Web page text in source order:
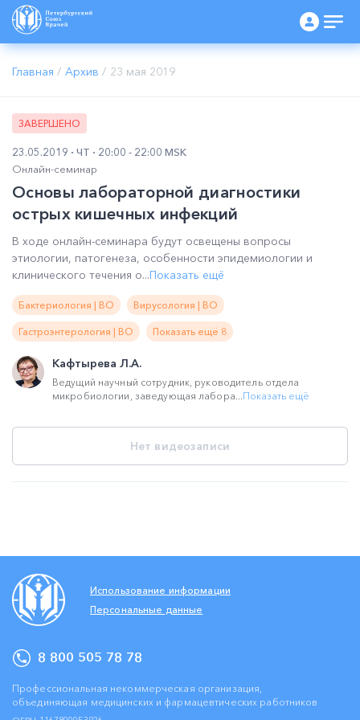
Главная / Архив / 23 мая 2019
ЗАВЕРШЕНО
23.05.2019 ЧТ
20:00 - 22:00 MSK
Онлайн-семинар
Основы лабораторной диагностики
острых кишечных инфекций
В ходе онлайн-семинара будут освещены вопросы
этиологии, патогенеза, особенности эпидемиологии и
клинического течения о...Показать ещё
Бактериология | ВО Вирусология | ВО
Гастроэнтерология | ВО Показать ещё 8
Кафтырева Л.А.
Ведущий научный сотрудник, руководитель отдела
микробиологии, заведующая лабора...Показать ещё
Нет видеозаписи
Использование информации
Персональные данные
8 800 505 78 78
Профессиональная некоммерческая организация,
объединяющая медицинских и фармацевтических работников